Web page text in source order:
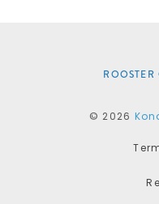
© 2026